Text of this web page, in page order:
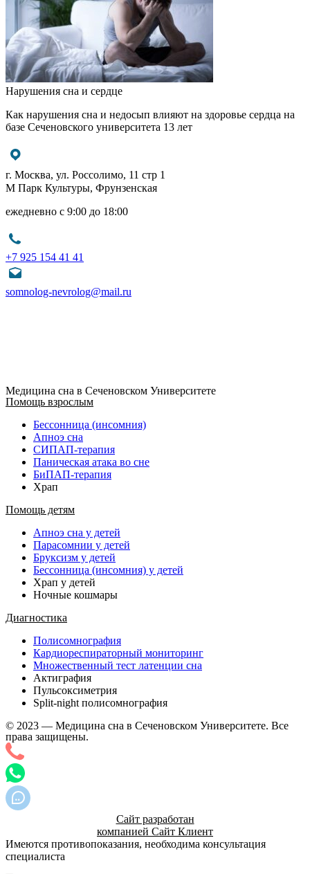
Нарушения сна и сердце
Как нарушения сна и недосып влияют на здоровье сердца на
базе Сеченовского университета 13 лет
г. Москва, ул. Россолимо, 11 стр 1
М Парк Культуры, Фрунзенская
ежедневно с 9:00 до 18:00
+7 925 154 41 41
somnolog-nevrolog@mail.ru
Медицина сна в Сеченовском Университете
Помощь взрослым
Бессонница (инсомния)
Апноэ сна
СИПАП-терапия
Паническая атака во сне
БиПАП-терапия
Храп
Помощь детям
Апноэ сна у детей
Парасомнии у детей
Бруксизм у детей
Бессонница (инсомния) у детей
Храп у детей
Ночные кошмары
Диагностика
Полисомнография
Кардиореспираторный мониторинг
Множественный тест латенции сна
Актиграфия
Пульсоксиметрия
Split-night полисомнография
© 2023 — Медицина сна в Сеченовском Университете. Все
права защищены.
Сайт разработан
компанией Сайт Клиент
Имеются противопоказания, необходима консультация
специалиста